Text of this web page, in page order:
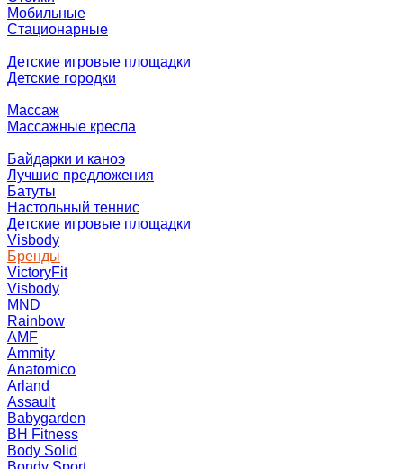
Мобильные
Стационарные
Детские игровые площадки
Детские городки
Массаж
Массажные кресла
Байдарки и каноэ
Лучшие предложения
Батуты
Настольный теннис
Детские игровые площадки
Visbody
Бренды
VictoryFit
Visbody
MND
Rainbow
AMF
Ammity
Anatomico
Arland
Assault
Babygarden
BH Fitness
Body Solid